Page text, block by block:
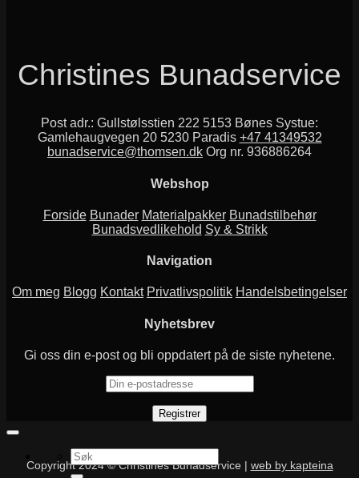
Alternativene
kan
produktsiden
Christines Bunadservice
Post adr.: Gullstølsstien 222 5153 Bønes Systue:
Gamlehaugvegen 20 5230 Paradis +47 41349532
bunadservice@thomsen.dk Org nr. 936886264
Webshop
Forside Bunader Materialpakker Bunadstilbehør
Bunadsvedlikehold Sy & Strikk
Navigation
Om meg Blogg Kontakt Privatlivspolitik Handelsbetingelser
Nyhetsbrev
Gi oss din e-post og bli oppdatert på de siste nyhetene.
Copyright 2024 © Christines Bunadservice | web by kapteina
Søk
etter: